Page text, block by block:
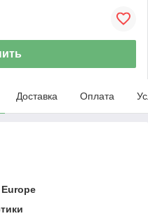
Доставка Оплата
Europe